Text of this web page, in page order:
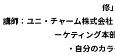
修」
講師：ユニ・チャーム株式会
ーケティング本
・自分のカ